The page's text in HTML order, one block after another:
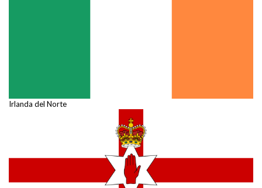
Irlanda del Norte